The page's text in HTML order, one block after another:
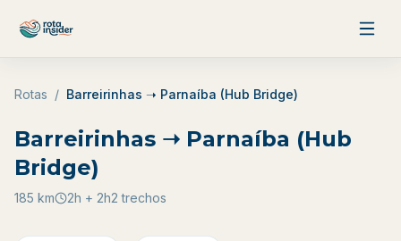
Rotas / Barreirinhas ➝ Parnaíba (Hub Bridge)
Barreirinhas ➝ Parnaíba (Hub
Bridge)
185 km 2h + 2h2 trechos